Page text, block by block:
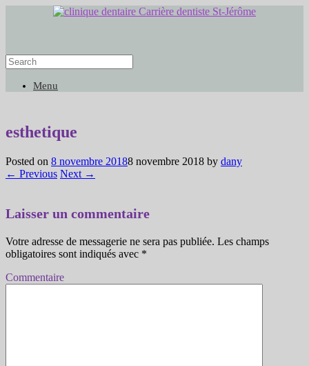
Menu
esthetique
Posted on 8 novembre 20188 novembre 2018 by dany
← Previous Next →
Laisser un commentaire
Votre adresse de messagerie ne sera pas publiée. Les champs
obligatoires sont indiqués avec *
Commentaire